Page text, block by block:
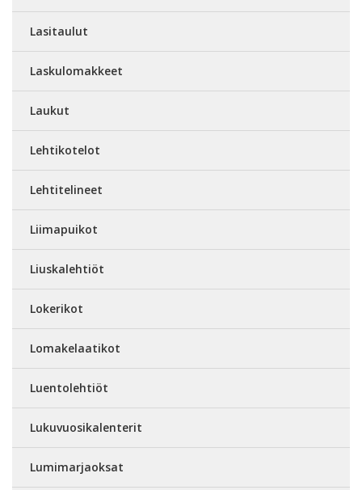
Lasitaulut
Laskulomakkeet
Laukut
Lehtikotelot
Lehtitelineet
Liimapuikot
Liuskalehtiöt
Lokerikot
Lomakelaatikot
Luentolehtiöt
Lukuvuosikalenterit
Lumimarjaoksat